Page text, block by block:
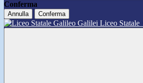
Conferma
Annulla Conferma
Liceo Statale